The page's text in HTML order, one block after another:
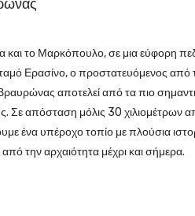
και το Μαρκόπουλο, σε μια εύφορη
Ερασίνο, ο προστατευόμενος από
αποτελεί από τα πιο
Σε απόσταση μόλις 30 χιλιομέτρων
ένα υπέροχο τοπίο με πλούσια
από την αρχαιότητα μέχρι και σήμερα.